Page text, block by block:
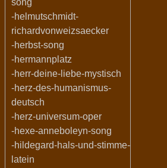
song
-helmutschmidt-
richardvonweizsaecker
-herbst-song
-hermannplatz
-herr-deine-liebe-mystisch
-herz-des-humanismus-
deutsch
-herz-universum-oper
-hexe-anneboleyn-song
-hildegard-hals-und-stimme-
latein